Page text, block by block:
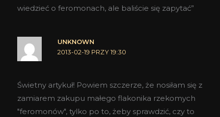
wiedzieć o feromonach, ale baliście się zapytać”
UNKNOWN
2013-02-19 PRZY 19:30
Świetny artykuł! Powiem szczerze, że nosiłam się z
zamiarem zakupu małego flakonika rzekomych
"feromonów", tylko po to, żeby sprawdzić, czy to